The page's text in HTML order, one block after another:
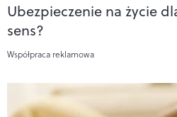
Ubezpieczenie na życie
sens?
Współpraca reklamowa